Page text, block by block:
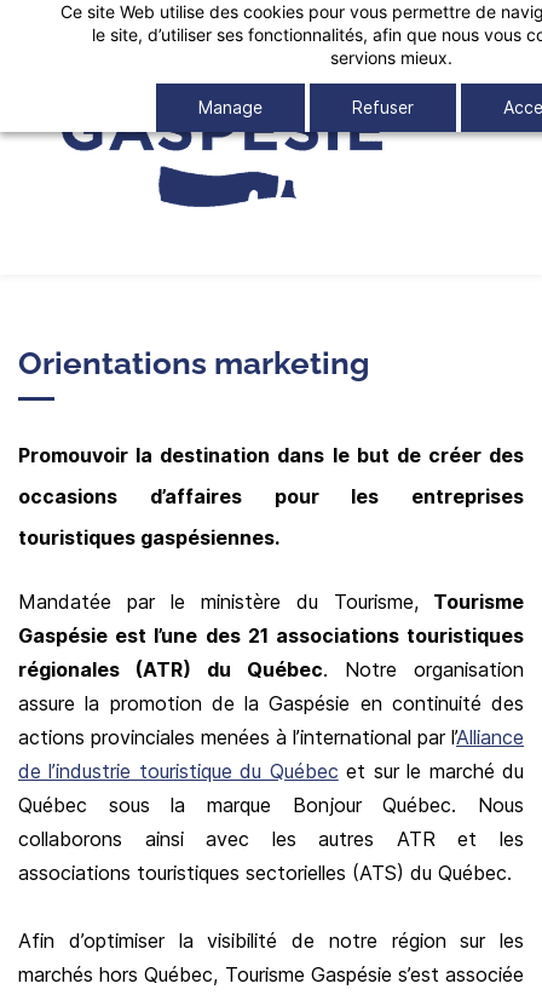
Ce site Web utilise des cookies pour vous permettre de
le site, d’utiliser ses fonctionnalités, afin que nous vous
servions mieux.
Manage Refuser
Orientations marketing
Promouvoir la destination dans le but de créer des
occasions d’affaires ​​pour les entreprises
touristiques gaspésiennes.
Mandatée par le ministère du Tourisme, Tourisme
Gaspésie est l’une des 21 associations touristiques
régionales (ATR) du Québec. Notre organisation
assure la promotion de la Gaspésie en continuité des
actions provinciales menées à l’international par l’Alliance
de l’industrie touristique du Québec et sur le marché du
Québec sous la marque Bonjour Québec. Nous
collaborons ainsi avec les autres ATR et les
associations touristiques sectorielles (ATS) du Québec.
Afin d’optimiser la visibilité de notre région sur les
marchés hors Québec, Tourisme Gaspésie s’est associée